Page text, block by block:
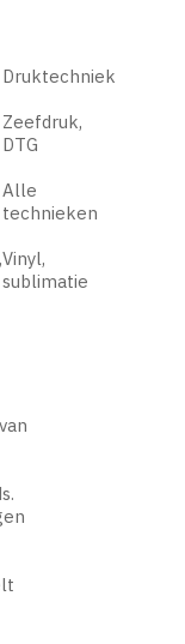
Druktechniek
Zeefdruk,
DTG
Alle
technieken
Vinyl,
sublimatie